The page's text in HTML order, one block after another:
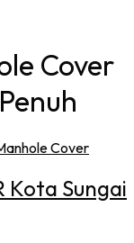
Cover
Kota Sungai